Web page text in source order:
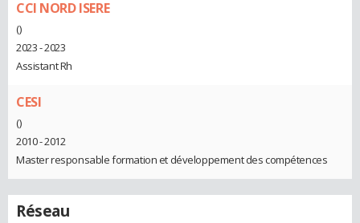
CCI NORD ISERE
()
2023 - 2023
Assistant Rh
CESI
()
2010 - 2012
Master responsable formation et développement des compétences
Réseau